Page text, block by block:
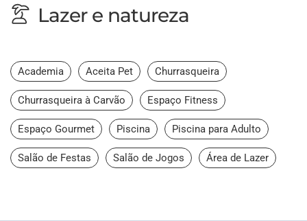
Lazer e natureza
Academia Aceita Pet Churrasqueira
Churrasqueira à Carvão Espaço Fitness
Espaço Gourmet Piscina Piscina para Adulto
Salão de Festas Salão de Jogos Área de Lazer